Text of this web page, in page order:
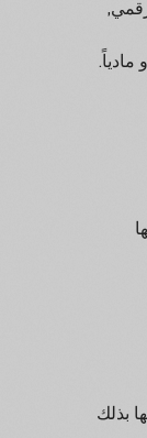
مادياً.
بذلك